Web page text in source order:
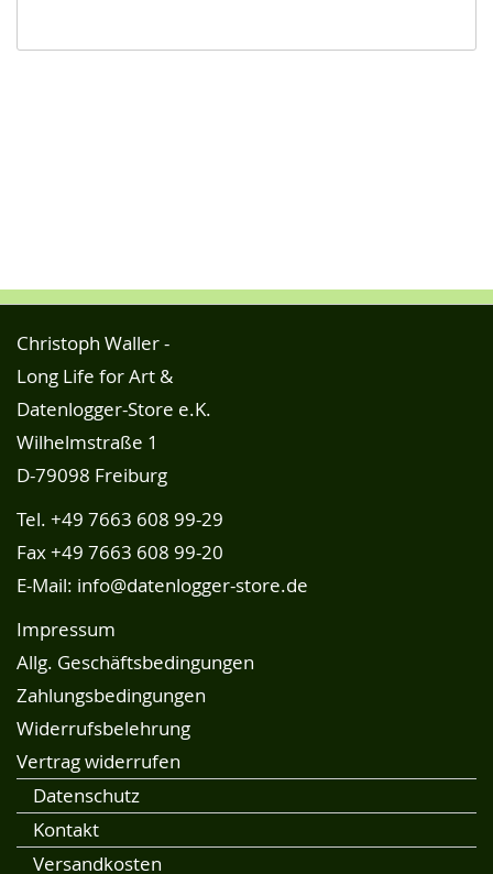
Christoph Waller -
Long Life for Art &
Datenlogger-Store e.K.
Wilhelmstraße 1
D-79098 Freiburg
Tel. +49 7663 608 99-29
Fax +49 7663 608 99-20
E-Mail: info@datenlogger-store.de
Impressum
Allg. Geschäftsbedingungen
Zahlungsbedingungen
Widerrufsbelehrung
Vertrag widerrufen
Datenschutz
Kontakt
Versandkosten